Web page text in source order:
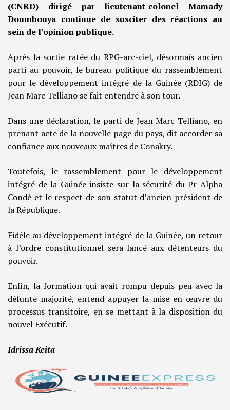
(CNRD) dirigé par lieutenant-colonel Mamady
Doumbouya continue de susciter des réactions au
sein de l’opinion publique.
Après la sortie ratée du RPG-arc-ciel, désormais ancien
parti au pouvoir, le bureau politique du rassemblement
pour le développement intégré de la Guinée (RDIG) de
Jean Marc Telliano se fait entendre à son tour.
Dans une déclaration, le parti de Jean Marc Telliano, en
prenant acte de la nouvelle page du pays, dit accorder sa
confiance aux nouveaux maîtres de Conakry.
Toutefois, le rassemblement pour le développement
intégré de la Guinée insiste sur la sécurité du Pr Alpha
Condé et le respect de son statut d’ancien président de
la République.
Fidèle au développement intégré de la Guinée, un retour
à l’ordre constitutionnel sera lancé aux détenteurs du
pouvoir.
Enfin, la formation qui avait rompu depuis peu avec la
défunte majorité, entend appuyer la mise en œuvre du
processus transitoire, en se mettant à la disposition du
nouvel Exécutif.
Idrissa Keita